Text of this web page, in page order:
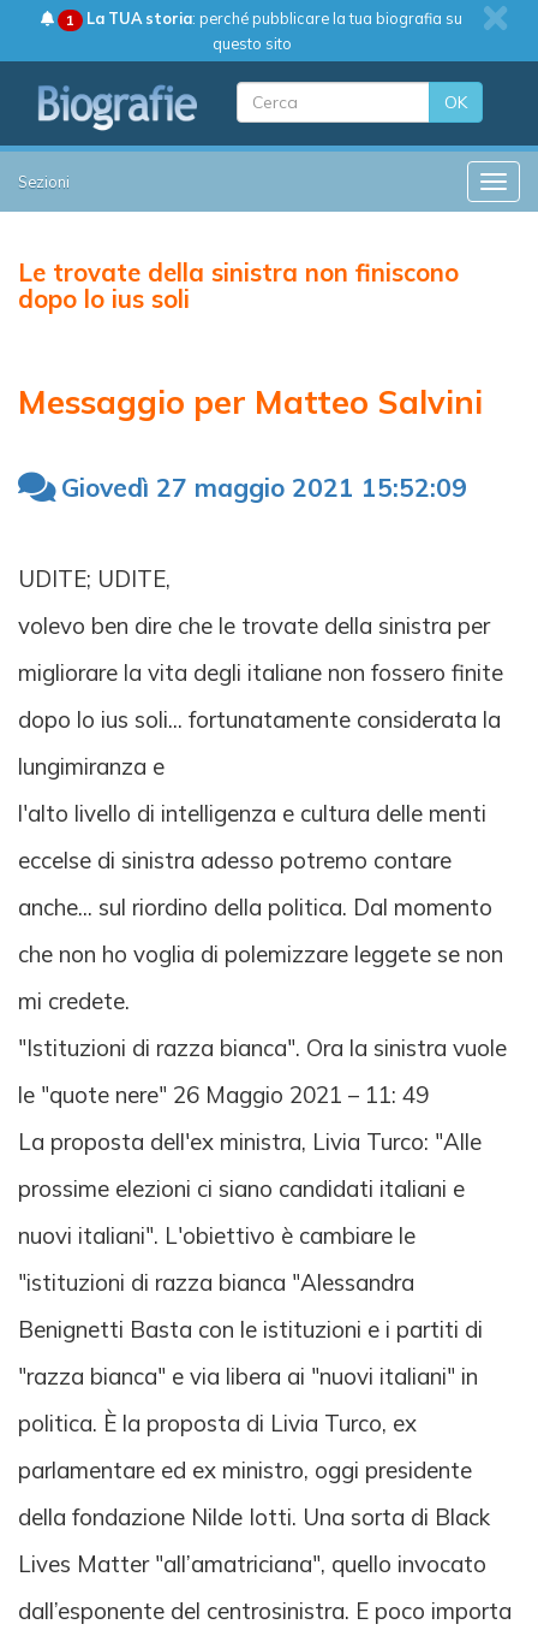
1 La TUA storia: perché pubblicare la tua biografia su
questo sito
OK
Sezioni
Le trovate della sinistra non finiscono
dopo lo ius soli
Messaggio per Matteo Salvini
Giovedì 27 maggio 2021 15:52:09
UDITE; UDITE,
volevo ben dire che le trovate della sinistra per
migliorare la vita degli italiane non fossero finite
dopo lo ius soli... fortunatamente considerata la
lungimiranza e
l'alto livello di intelligenza e cultura delle menti
eccelse di sinistra adesso potremo contare
anche... sul riordino della politica. Dal momento
che non ho voglia di polemizzare leggete se non
mi credete.
"Istituzioni di razza bianca". Ora la sinistra vuole
le "quote nere" 26 Maggio 2021 – 11: 49
La proposta dell'ex ministra, Livia Turco: "Alle
prossime elezioni ci siano candidati italiani e
nuovi italiani". L'obiettivo è cambiare le
"istituzioni di razza bianca "Alessandra
Benignetti Basta con le istituzioni e i partiti di
"razza bianca" e via libera ai "nuovi italiani" in
politica. È la proposta di Livia Turco, ex
parlamentare ed ex ministro, oggi presidente
della fondazione Nilde Iotti. Una sorta di Black
Lives Matter "all’amatriciana", quello invocato
dall’esponente del centrosinistra. E poco importa